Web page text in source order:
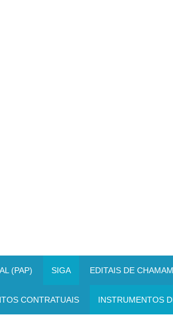
(PAP) SIGA EDITAIS DE
CONTRATUAIS INSTRUMENTOS